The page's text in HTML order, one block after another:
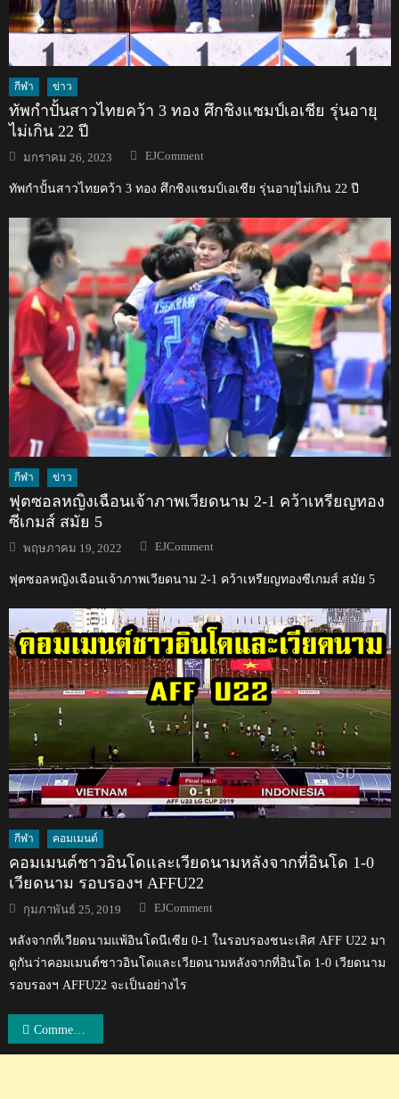
กีฬา ข่าว
ทัพกำปั้นสาวไทยคว้า 3 ทอง ศึกชิงแชมป์เอเชีย รุ่นอายุ
ไม่เกิน 22 ปี
Posted
on
มกราคม 26, 2023 Author
EJComment
ทัพกำปั้นสาวไทยคว้า 3 ทอง ศึกชิงแชมป์เอเชีย รุ่นอายุไม่เกิน 22 ปี
กีฬา ข่าว
ฟุตซอลหญิงเฉือนเจ้าภาพเวียดนาม 2-1 คว้าเหรียญทอง
ซีเกมส์ สมัย 5
Posted
on
พฤษภาคม 19, 2022 Author
EJComment
ฟุตซอลหญิงเฉือนเจ้าภาพเวียดนาม 2-1 คว้าเหรียญทองซีเกมส์ สมัย 5
กีฬา คอมเมนต์
คอมเมนต์ชาวอินโดและเวียดนามหลังจากที่อินโด 1-0
เวียดนาม รอบรองฯ AFFU22
Posted
on
กุมภาพันธ์ 25, 2019 Author
EJComment
หลังจากที่เวียดนามแพ้อินโดนีเซีย 0-1 ในรอบรองชนะเลิศ AFF U22 มา
ดูกันว่าคอมเมนต์ชาวอินโดและเวียดนามหลังจากที่อินโด 1-0 เวียดนาม
รอบรองฯ AFFU22 จะเป็นอย่างไร
แนะแนว
Comment แฟนบอลอาเซียนหลังไทยชนะอินโดนีเซีย 4-2 AFF Cup 2018